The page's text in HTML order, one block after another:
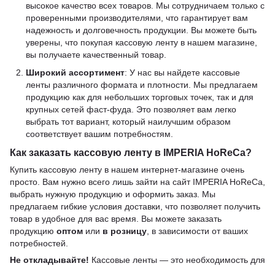
высокое качество всех товаров. Мы сотрудничаем только с
проверенными производителями, что гарантирует вам
надежность и долговечность продукции. Вы можете быть
уверены, что покупая кассовую ленту в нашем магазине,
вы получаете качественный товар.
Широкий ассортимент: У нас вы найдете кассовые
ленты различного формата и плотности. Мы предлагаем
продукцию как для небольших торговых точек, так и для
крупных сетей фаст-фуда. Это позволяет вам легко
выбрать тот вариант, который наилучшим образом
соответствует вашим потребностям.
Как заказать кассовую ленту в IMPERIA HoReCa?
Купить кассовую ленту в нашем интернет-магазине очень
просто. Вам нужно всего лишь зайти на сайт IMPERIA HoReCa,
выбрать нужную продукцию и оформить заказ. Мы
предлагаем гибкие условия доставки, что позволяет получить
товар в удобное для вас время. Вы можете заказать
продукцию оптом или в розницу, в зависимости от ваших
потребностей.
Не откладывайте! Кассовые ленты — это необходимость для